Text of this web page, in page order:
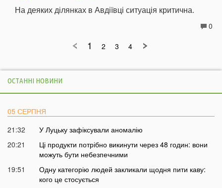
На деяких ділянках в Авдіївці ситуація критична.
0
1 2 3 4
ОСТАННІ НОВИНИ
05 СЕРПНЯ
21:32
У Луцьку зафіксували аномалію
20:21
Ці продукти потрібно викинути через 48 годин: вони
можуть бути небезпечними
19:51
Одну категорію людей закликали щодня пити каву:
кого це стосується